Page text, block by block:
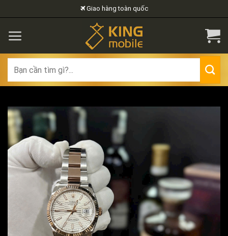
to
content
Giao hàng toàn quốc
for: